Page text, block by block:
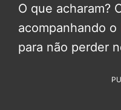
O que acharam?
acompanhando o
para não perder